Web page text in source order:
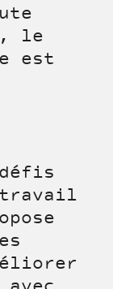
le
est
travail